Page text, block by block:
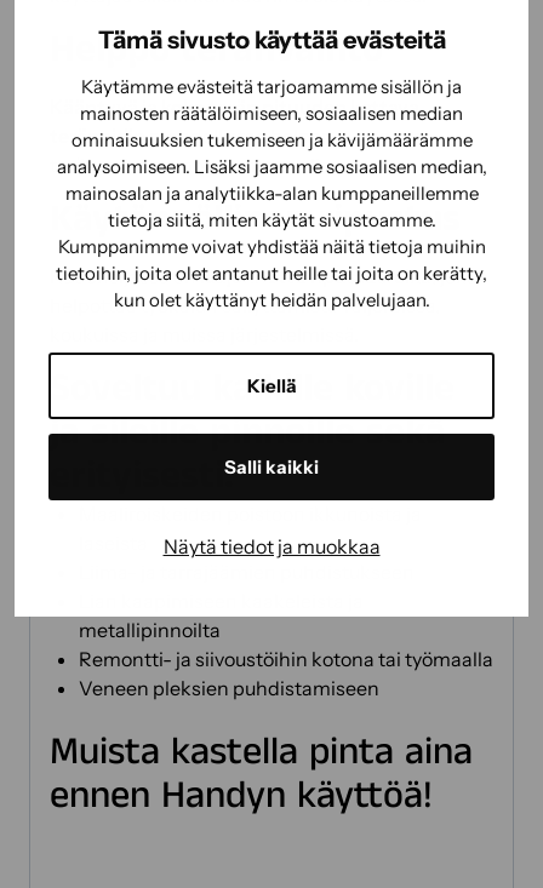
Tämä sivusto käyttää evästeitä
Käytämme evästeitä tarjoamamme sisällön ja
mainosten räätälöimiseen, sosiaalisen median
ominaisuuksien tukemiseen ja kävijämäärämme
analysoimiseen. Lisäksi jaamme sosiaalisen median,
mainosalan ja analytiikka-alan kumppaneillemme
tietoja siitä, miten käytät sivustoamme.
Kumppanimme voivat yhdistää näitä tietoja muihin
tietoihin, joita olet antanut heille tai joita on kerätty,
kun olet käyttänyt heidän palvelujaan.
Kiellä
Salli kaikki
Näytä tiedot ja muokkaa
Helppo teränvaihto
Kääntyvä ja koko terän pituuden kattava
teränpidinmahdollistaa helpon ja nopean
teränvaihdon molemmin puolin.
Käytännöllinen ripustus
Kädensijassa onlaajennettu ripustusreikä, joka
helpottaa työkalun säilyttämistä vaijereissa,
Soveltuu kaikille koville
ja sileille pinnoille sekä
erityisesti:
metallipinnoilta
Remontti- ja siivoustöihin kotona tai työmaalla
Veneen pleksien puhdistamiseen
Muista kastella pinta aina
ennen Handyn käyttöä!